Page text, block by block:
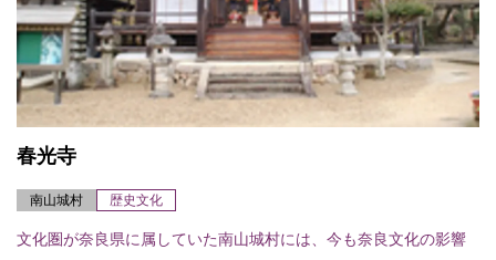
春光寺
南山城村 歴史文化
文化圏が奈良県に属していた南山城村には、今も奈良文化の影響